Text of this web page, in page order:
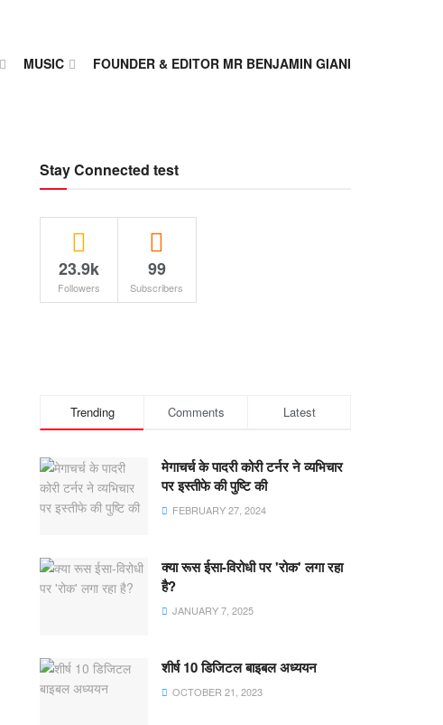
MUSIC FOUNDER & EDITOR MR BENJAMIN GIANI
Stay Connected test
23.9k
Followers
99
Subscribers
Trending Comments Latest
मेगाचर्च के पादरी कोरी टर्नर ने व्यभिचार
पर इस्तीफे की पुष्टि की
FEBRUARY 27, 2024
क्या रूस ईसा-विरोधी पर 'रोक' लगा रहा
है?
JANUARY 7, 2025
शीर्ष 10 डिजिटल बाइबल अध्ययन
OCTOBER 21, 2023